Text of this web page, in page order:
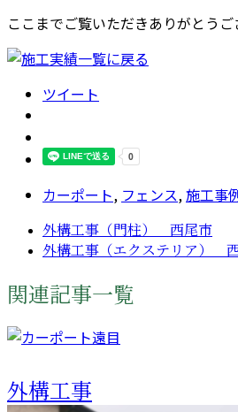
ここまでご覧いただきありがとうご
ツイート
カーポート, フェンス,施工事
外構工事（門柱） 西尾市
外構工事（エクステリア）
関連記事一覧
外構工事